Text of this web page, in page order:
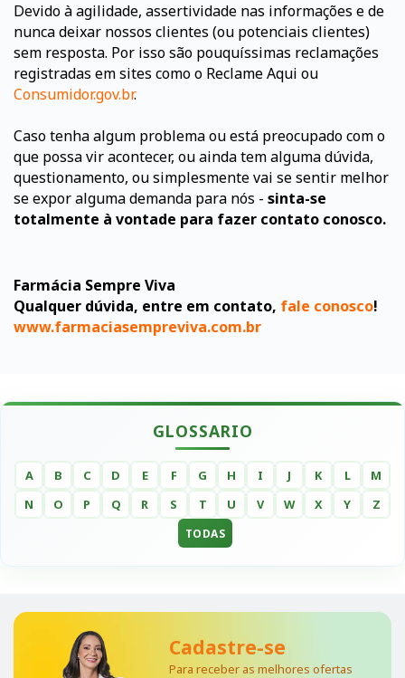
Devido à agilidade, assertividade nas informações e de
nunca deixar nossos clientes (ou potenciais clientes)
sem resposta. Por isso são pouquíssimas reclamações
registradas em sites como o Reclame Aqui ou
Consumidor.gov.br.
Caso tenha algum problema ou está preocupado com o
que possa vir acontecer, ou ainda tem alguma dúvida,
questionamento, ou simplesmente vai se sentir melhor
se expor alguma demanda para nós - sinta-se
totalmente à vontade para fazer contato conosco.
Farmácia Sempre Viva
Qualquer dúvida, entre em contato, fale conosco!
www.farmaciasempreviva.com.br
GLOSSARIO
A B C D E F G H I J K L
M
N
O P Q R S T U V W X Y Z
TODAS
Cadastre-se
Para receber as melhores ofertas